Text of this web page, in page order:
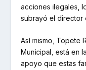
acciones ilegales,
subrayó el director
Así mismo, Topete
Municipal, está en
apoyo que estas